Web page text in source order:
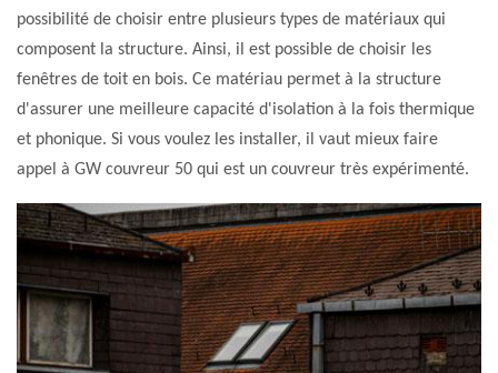
possibilité de choisir entre plusieurs types de matériaux qui
composent la structure. Ainsi, il est possible de choisir les
fenêtres de toit en bois. Ce matériau permet à la structure
d'assurer une meilleure capacité d'isolation à la fois thermique
et phonique. Si vous voulez les installer, il vaut mieux faire
appel à GW couvreur 50 qui est un couvreur très expérimenté.